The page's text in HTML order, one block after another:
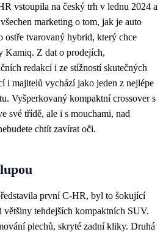
vstoupila na český trh v lednu 2024 a
marketing o tom, jak je auto
ostře tvarovaný hybrid, který chce
Kamiq. Z dat o prodejích,
redakcí i ze stížností skutečných
i majitelů vychází jako jeden z nejlépe
Vyšperkovaný kompaktní crossover s
své třídě, ale i s mouchami, nad
chtít zavírat oči.
první C-HR, byl to šokující
tehdejších kompaktních SUV.
plechů, skryté zadní kliky. Druhá